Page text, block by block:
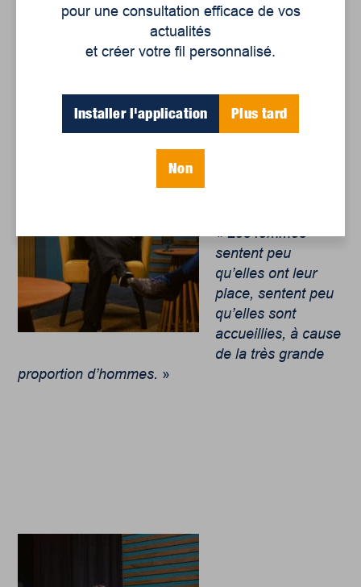
«Les femmes
sentent peu
qu’elles ont leur
place, sentent peu
qu’elles sont
accueillies, à cause
de la très grande
proportion d’hommes. »
pour une consultation efficace de vos
actualités
et créer votre fil personnalisé.
Installer l'application Plus tard
Non